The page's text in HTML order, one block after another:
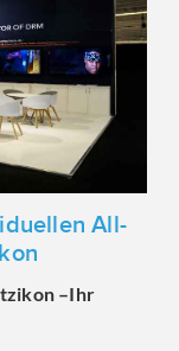
All-
–Ihr